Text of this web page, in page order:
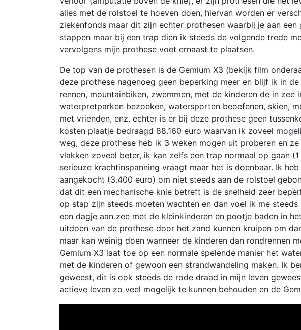
alles met de rolstoel te hoeven doen, hiervan worden er
ziekenfonds maar dit zijn echter prothesen waarbij je aan een
stappen maar bij een trap dien ik steeds de volgende trede
vervolgens mijn prothese voet ernaast te plaatsen.
De top van de prothesen is de Gemium X3 (bekijk film
deze prothese nagenoeg geen beperking meer en blijf ik in
rennen, mountainbiken, zwemmen, met de kinderen de in zee
waterpretparken bezoeken, watersporten beoefenen, skien,
met vrienden, enz. echter is er bij deze prothese geen
kosten plaatje bedraagd 88.160 euro waarvan ik zoveel
weg, deze prothese heb ik 3 weken mogen uit proberen en
vlakken zoveel beter, ik kan zelfs een trap normaal op gaan
serieuze krachtinspanning vraagt maar het is doenbaar. Ik
aangekocht (3.400 euro) om niet steeds aan de rolstoel
dat dit een mechanische knie betreft is de snelheid zeer
op stap zijn steeds moeten wachten en dan voel ik me steeds
een dagje aan zee met de kleinkinderen en pootje baden in
uitdoen van de prothese door het zand kunnen kruipen om
maar kan weinig doen wanneer de kinderen dan rondrennen
Gemium X3 laat toe op een normale spelende manier het
met de kinderen of gewoon een strandwandeling maken. Ik
geweest, dit is ook steeds de rode draad in mijn leven
actieve leven zo veel mogelijk te kunnen behouden en de